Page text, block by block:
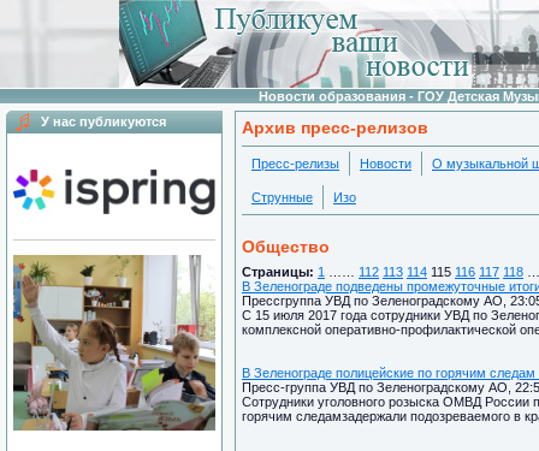
Новости образования - ГОУ Детская
У нас публикуются
Архив пресс-релизов
Пресс-релизы Новости О музыкальной
Струнные Изо
Общество
Страницы: 1 112 113 114 115 116 117 118
В Зеленограде подведены промежуточные
Прессгруппа УВД по Зеленоградскому АО,
С 15 июля 2017 года сотрудники УВД по
комплексной оперативно-профилактической
В Зеленограде полицейские по горячим
Пресс-группа УВД по Зеленоградскому АО,
Сотрудники уголовного розыска ОМВД
горячим следамзадержали подозреваемого в